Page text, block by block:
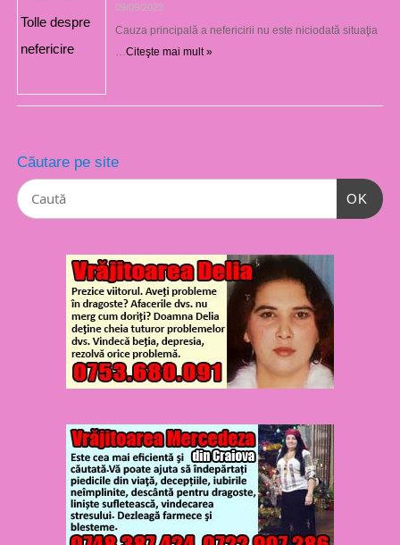
09/09/2023
Cauza principală a nefericirii nu este niciodată situaţia
Citeşte mai mult »
Căutare pe site
OK